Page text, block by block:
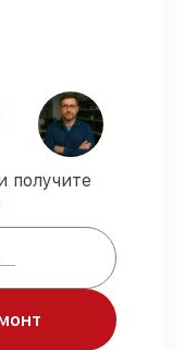
– все
до 3 лет.
присутствии
к
получите